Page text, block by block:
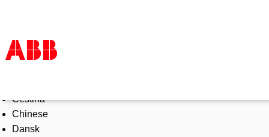
Products & Solutions
Industries
Services
Čeština
Chinese
Dansk